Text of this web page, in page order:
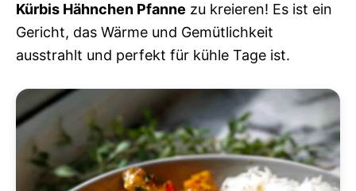
Kürbis Hähnchen Pfanne zu kreieren! Es ist ein
Gericht, das Wärme und Gemütlichkeit
ausstrahlt und perfekt für kühle Tage ist.